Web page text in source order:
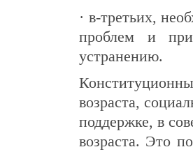
· в-третьих,
проблем и
устранению.
возраста,
поддержке, в
возраста. Это